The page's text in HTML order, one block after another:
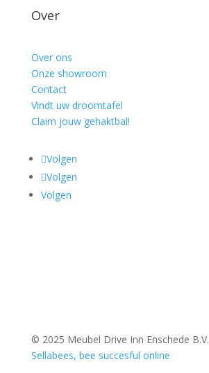
Over
Over ons
Onze showroom
Contact
Vindt uw droomtafel
Claim jouw gehaktbal!
Volgen
Volgen
Volgen
© 2025 Meubel Drive Inn Enschede B.V.
Sellabees, bee succesful online